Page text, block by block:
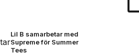
Lil B samarbetar med
Supreme för Summer
Tees